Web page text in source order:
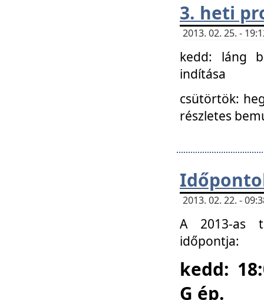
3. heti
2013. 02. 25. -
kedd: láng
indítása
csütörtök:
részletes
2013. 02. 22. -
A 2013-as
időpontja:
kedd:
G ép.